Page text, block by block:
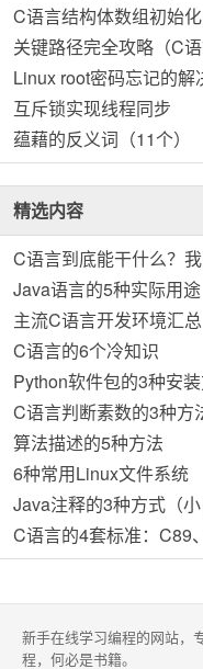
C语言结构体数组初始
关键路径完全攻略（C语
Linux root密码忘记的解
互斥锁实现线程同步
蕴藉的反义词（11个）
精选内容
C语言到底能干什么？
Java语言的5种实际用途
主流C语言开发环境汇总
C语言的6个冷知识
Python软件包的3种安
C语言判断素数的3种方
算法描述的5种方法
6种常用Linux文件系统
Java注释的3种方式（小
C语言的4套标准：C89
新手在线学习编程的网站，
程，何必是书籍。